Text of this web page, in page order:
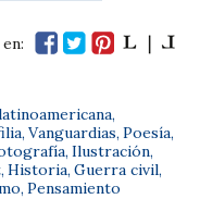
,
, Vanguardias, Poesía,
, Ilustración,
, Historia, Guerra civil,
, Pensamiento